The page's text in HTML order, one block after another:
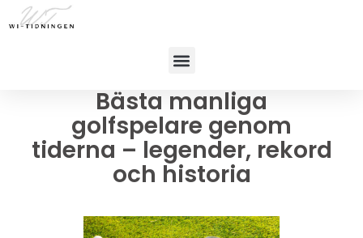
Bästa manliga
golfspelare genom
tiderna – legender, rekord
och historia